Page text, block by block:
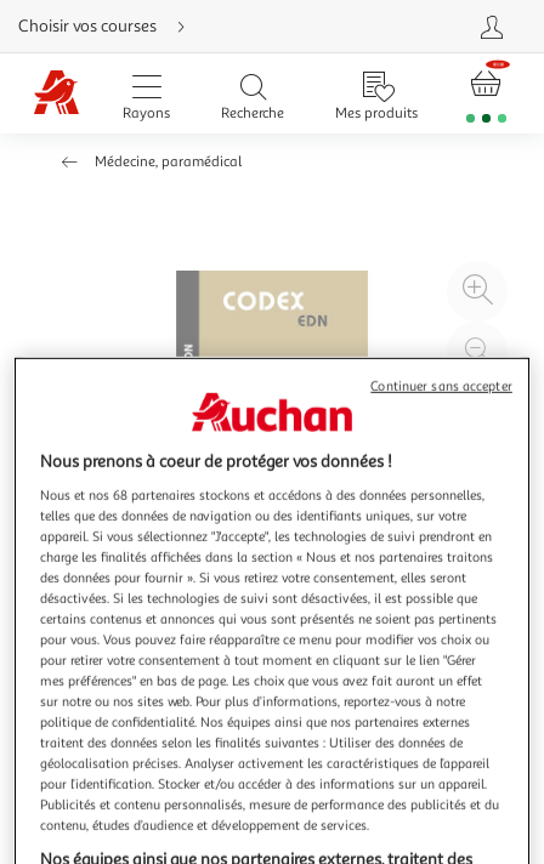
Aller
directement
au
contenu
Aller
directement
Aller
Choisir vos courses
Rayons Recherche Mes produits
Médecine, paramédical
à
THERAPEUTIQUES MEDICAMENTEUSES ET NON-
MEDICAMENTEUSES. PROGRAMME R2C, 2E EDITION,
Gavoille Antoine
Auteur : Gavoille AntoineEditeur : S. EDITIONSDate de
parution : 13/06/2025Nombre de pages : 80Dimensions :
29.5 x 20.9 x 0.6
En savoir +
Vous voulez connaître le prix de ce produit ?
Nous prenons à coeur de protéger vos données !
Nous et nos 68 partenaires stockons et accédons à des données personnelles,
telles que des données de navigation ou des identifiants uniques, sur votre
appareil. Si vous sélectionnez "J'accepte", les technologies de suivi prendront en
charge les finalités affichées dans la section « Nous et nos partenaires traitons
des données pour fournir ». Si vous retirez votre consentement, elles seront
désactivées. Si les technologies de suivi sont désactivées, il est possible que
certains contenus et annonces qui vous sont présentés ne soient pas pertinents
pour vous. Vous pouvez faire réapparaître ce menu pour modifier vos choix ou
pour retirer votre consentement à tout moment en cliquant sur le lien "Gérer
mes préférences" en bas de page. Les choix que vous avez fait auront un effet
sur notre ou nos sites web. Pour plus d’informations, reportez-vous à notre
politique de confidentialité. Nos équipes ainsi que nos partenaires externes
traitent des données selon les finalités suivantes : Utiliser des données de
géolocalisation précises. Analyser activement les caractéristiques de l’appareil
pour l’identification. Stocker et/ou accéder à des informations sur un appareil.
Publicités et contenu personnalisés, mesure de performance des publicités et du
contenu, études d’audience et développement de services.
Nos équipes ainsi que nos partenaires externes, traitent des
Continuer sans accepter